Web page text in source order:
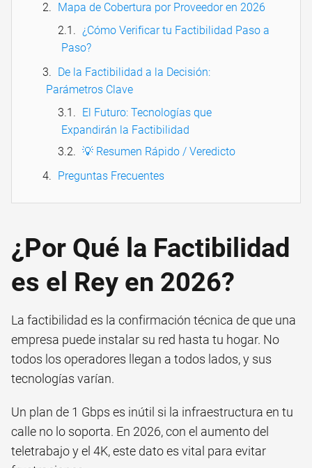
Mapa de Cobertura por Proveedor en 2026
¿Cómo Verificar tu Factibilidad Paso a
Paso?
De la Factibilidad a la Decisión:
Parámetros Clave
El Futuro: Tecnologías que
Expandirán la Factibilidad
💡 Resumen Rápido / Veredicto
Preguntas Frecuentes
¿Por Qué la Factibilidad
es el Rey en 2026?
La factibilidad es la confirmación técnica de que una
empresa puede instalar su red hasta tu hogar. No
todos los operadores llegan a todos lados, y sus
tecnologías varían.
Un plan de 1 Gbps es inútil si la infraestructura en tu
calle no lo soporta. En 2026, con el aumento del
teletrabajo y el 4K, este dato es vital para evitar